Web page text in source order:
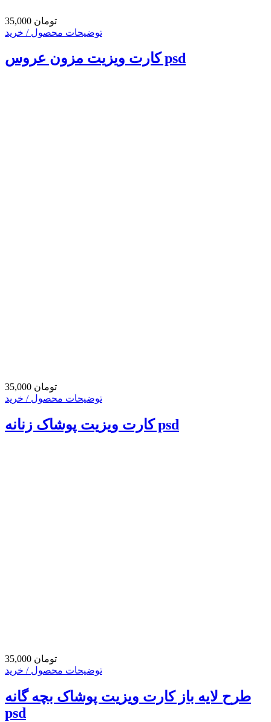
35,000 تومان
توضیحات محصول / خرید
کارت ویزیت مزون عروس psd
35,000 تومان
توضیحات محصول / خرید
کارت ویزیت پوشاک زنانه psd
35,000 تومان
توضیحات محصول / خرید
طرح لایه باز کارت ویزیت پوشاک بچه گانه
psd